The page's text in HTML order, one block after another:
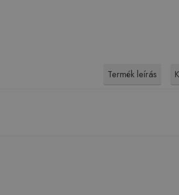
Termék leírás